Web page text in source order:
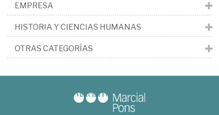
EMPRESA
HISTORIA Y CIENCIAS HUMANAS
OTRAS CATEGORÍAS